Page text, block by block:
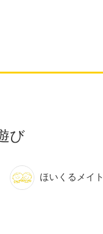
び
ほいくるメイト